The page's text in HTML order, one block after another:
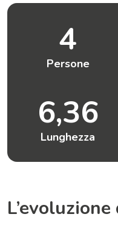
4
Persone
6,36
Lunghezza